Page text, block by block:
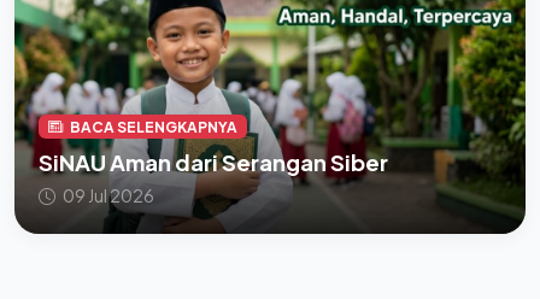
BACA SELENGKAPNYA
SiNAU Aman dari Serangan Siber
09 Jul 2026